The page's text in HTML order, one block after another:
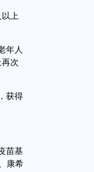
上
年人
次
获得
苗基
康希